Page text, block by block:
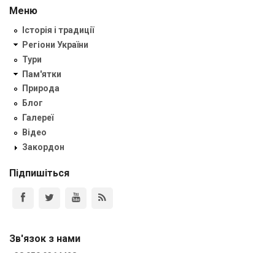
Меню
Історія і традиції
Регіони України
Тури
Пам'ятки
Природа
Блог
Галереї
Відео
Закордон
Підпишіться
Зв'язок з нами